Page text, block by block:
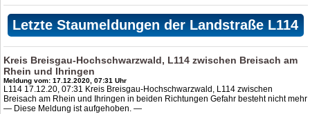
Letzte Staumeldungen der Landstraße L114
Kreis Breisgau-Hochschwarzwald, L114 zwischen Breisach am
Rhein und Ihringen
Meldung vom: 17.12.2020, 07:31 Uhr
L114 17.12.20, 07:31 Kreis Breisgau-Hochschwarzwald, L114 zwischen
Breisach am Rhein und Ihringen in beiden Richtungen Gefahr besteht nicht mehr
— Diese Meldung ist aufgehoben. —